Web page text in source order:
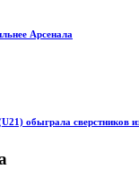
Арсенала
обыграла сверстников